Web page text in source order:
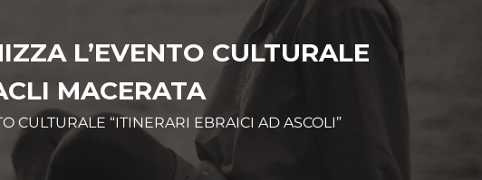
L’EVENTO CULTURALE
MACERATA
CULTURALE “ITINERARI EBRAICI AD ASCOLI”